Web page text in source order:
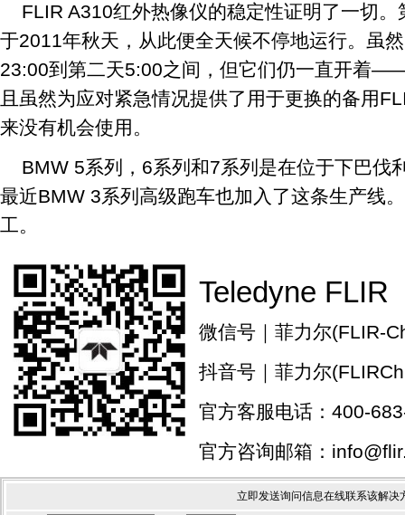
FLIR A310红外热像仪的稳定性证明了一切
于2011年秋天，从此便全天候不停地运行。虽
23:00到第二天5:00之间，但它们仍一直开着
且虽然为应对紧急情况提供了用于更换的备用
来没有机会使用。
BMW 5系列，6系列和7系列是在位于下巴伐
最近BMW 3系列高级跑车也加入了这条生产线
工。
Teledyne FLIR
微信号｜菲力尔(FLIR-
抖音号｜菲力尔
官方客服电话：400-
官方咨询邮箱：
立即发送询问信息在线联系该解决